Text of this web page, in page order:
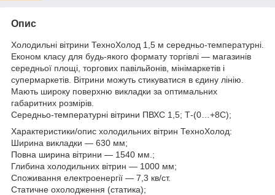
Опис
Холодильні вітрини ТехноХолод 1,5 м середньо-температурні.
Економ класу для будь-якого формату торгівлі — магазинів
середньої площі, торгових павільйонів, мінімаркетів і
супермаркетів. Вітрини можуть стикуватися в єдину лінію.
Мають широку поверхню викладки за оптимальних
габаритних розмірів.
Середньо-температурні вітрини ПВХС 1,5; Т-(0…+8С);
Характеристики/опис холодильних вітрин ТехноХолод:
Ширина викладки — 630 мм;
Повна ширина вітрини — 1540 мм.;
Глибина холодильних вітрин — 1000 мм;
Споживання електроенергії — 7,3 кв/ст.
Статичне охолодження (статика);